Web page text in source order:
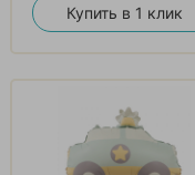
Купить в 1 клик